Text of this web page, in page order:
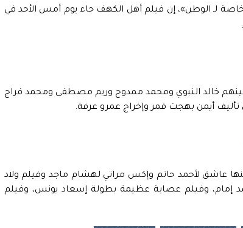
لـ الوطن»، إن فيلم أهل الكهف جاء يوم أمس الأحد في
خالد النبوي ومحمد ممدوح وريم مصطفى ومحمد فراج
أيمن بهجت قمر وإخراج عمرو عرفة.
عاشق لأحمد حاتم وإكس مراتي لهشام ماجد وفيلم ولاد
إمام، وفيلم عصابة عظيمة بطولة إسعاد يونس، وفيلم